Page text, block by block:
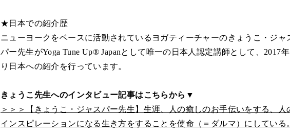
★日本での紹介歴
ニューヨークをベースに活動されているヨガティーチャーのきょうこ・ジャ
パー先生がYoga Tune Up® Japanとして唯一の日本人認定講師として、2017年
り日本への紹介を行っています。
きょうこ先生へのインタビュー記事はこちらから▼
＞＞＞【きょうこ・ジャスパー先生】生涯、人の癒しのお手伝いをする、人
インスピレーションになる生き方をすることを使命（＝ダルマ）にしている